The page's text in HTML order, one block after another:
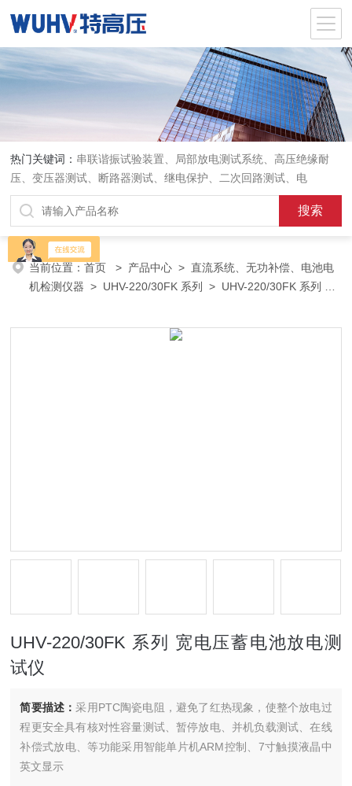
热门关键词： 串联谐振试验装置、局部放电测试系统、高压绝缘耐
压、变压器测试、断路器测试、继电保护、二次回路测试、电
当前位置：首页 > 产品中心 >直流系统、无功补偿、电池电
机检测仪器 > UHV-220/30FK 系列
> UHV-220/30FK 系列 宽
UHV-220/30FK 系列 宽电压蓄电池放电测
试仪
简要描述： 采用PTC陶瓷电阻，避免了红热现象，使整个放电过
程更安全具有核对性容量测试、暂停放电、并机负载测试、在线
补偿式放电、等功能采用智能单片机ARM控制、7寸触摸液晶中
英文显示